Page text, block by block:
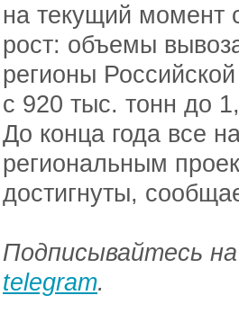
на текущий момент
рост: объемы
регионы
с 920 тыс. тонн до
До конца года все
региональным
достигнуты,
Подписывайтесь
telegram.